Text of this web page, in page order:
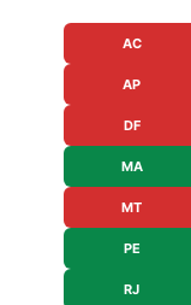
AC
AP
DF
MA
MT
PE
RJ